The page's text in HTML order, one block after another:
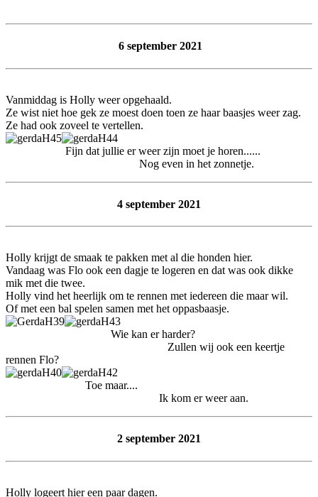
6 september 2021
Vanmiddag is Holly weer opgehaald.
Ze wist niet hoe gek ze moest doen toen ze haar baasjes weer zag.
Ze had ook zoveel te vertellen.
Fijn dat jullie er weer zijn moet je horen......
Nog even in het zonnetje.
4 september 2021
Holly krijgt de smaak te pakken met al die honden hier.
Vandaag was Flo ook een dagje te logeren en dat was ook dikke
mik met die twee.
Holly vind het heerlijk om te rennen met iedereen die maar wil.
Of met een bal spelen samen met het oppasbaasje.
Wie kan er harder?
Zullen wij ook een keertje
rennen Flo?
Toe maar....
Ik kom er weer aan.
2 september 2021
Holly logeert hier een paar dagen.